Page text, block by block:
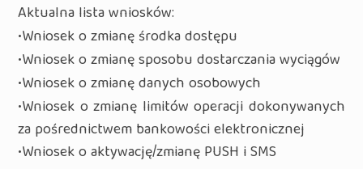
Aktualna lista wniosków:
•Wniosek o zmianę środka dostępu
•Wniosek o zmianę sposobu dostarczania wyciągów
•Wniosek o zmianę danych osobowych
•Wniosek o zmianę limitów operacji dokonywanych
za pośrednictwem bankowości elektronicznej
•Wniosek o aktywację/zmianę PUSH i SMS